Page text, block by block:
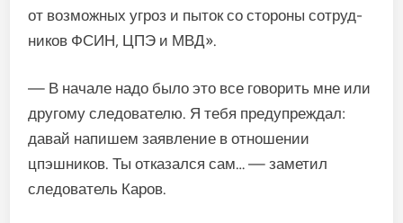
от возможных угроз и пыток со стороны сотруд­
ников ФСИН, ЦПЭ и МВД».
— В начале надо было это все говорить мне или
другому сле­дователю. Я тебя предупреждал:
давай напишем заявление в от­ношении
цпэшников. Ты отка­зался сам… — заметил
следова­тель Каров.